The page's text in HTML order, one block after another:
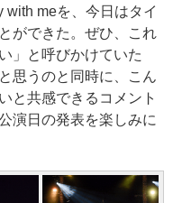
meを、今日はタイ
ができた。ぜひ、これ
」と呼びかけていた
思うのと同時に、こん
と共感できるコメント
演日の発表を楽しみに